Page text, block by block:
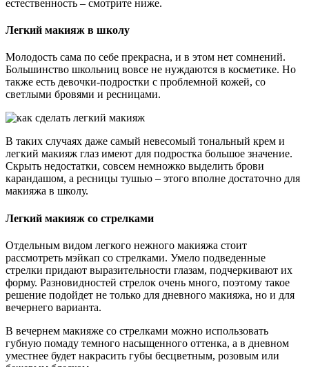
естественность – смотрите ниже.
Легкий макияж в школу
Молодость сама по себе прекрасна, и в этом нет сомнений.
Большинство школьниц вовсе не нуждаются в косметике. Но
также есть девочки-подростки с проблемной кожей, со
светлыми бровями и ресницами.
В таких случаях даже самый невесомый тональный крем и
легкий макияж глаз имеют для подростка большое значение.
Скрыть недостатки, совсем немножко выделить брови
карандашом, а ресницы тушью – этого вполне достаточно для
макияжа в школу.
Легкий макияж со стрелками
Отдельным видом легкого нежного макияжа стоит
рассмотреть мэйкап со стрелками. Умело подведенные
стрелки придают выразительности глазам, подчеркивают их
форму. Разновидностей стрелок очень много, поэтому такое
решение подойдет не только для дневного макияжа, но и для
вечернего варианта.
В вечернем макияже со стрелками можно использовать
губную помаду темного насыщенного оттенка, а в дневном
уместнее будет накрасить губы бесцветным, розовым или